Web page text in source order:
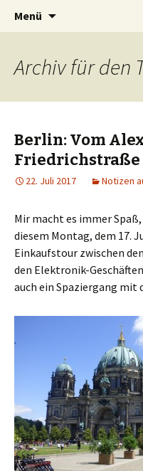
Peter Grau
Menü
Archiv für den
Berlin: Vom
22. Juli 2017 Notizen
Mir macht es immer
diesem Montag, dem 17.
Einkaufstour zwischen
den Elektronik-
auch ein Spaziergang mit